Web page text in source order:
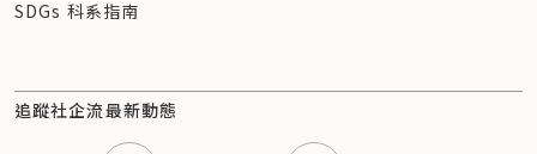
SDGs 科系指南
追蹤社企流最新動態